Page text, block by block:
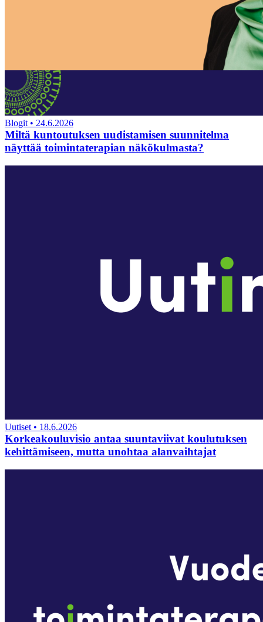
Blogit • 24.6.2026
Miltä kuntoutuksen uudistamisen suunnitelma
näyttää toimintaterapian näkökulmasta?
Uutiset • 18.6.2026
Korkeakouluvisio antaa suuntaviivat koulutuksen
kehittämiseen, mutta unohtaa alanvaihtajat